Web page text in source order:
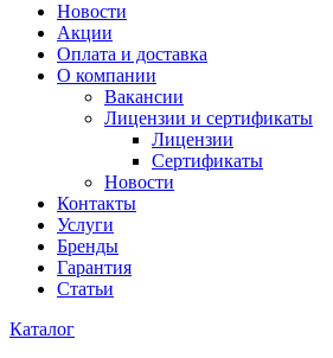
Новости
Акции
Оплата и доставка
О компании
Вакансии
Лицензии и сертификаты
Лицензии
Сертификаты
Новости
Контакты
Услуги
Бренды
Гарантия
Статьи
Каталог